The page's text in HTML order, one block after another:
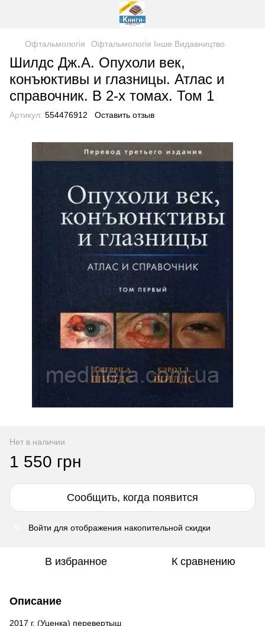
Офтальмологія Офтальмологія Інше Видавництво
Шилдс Дж.А. Опухоли век,
конъюктивы и глазницы. Атлас и
справочник. В 2-х томах. Том 1
Артикул: 554476912 Оставить отзыв
Нет в наличии
1 550 грн
Сообщить, когда появится
Войти для отображения накопительной скидки
В избранное К сравнению
Описание
2017 г. (Уценка) перевертыш